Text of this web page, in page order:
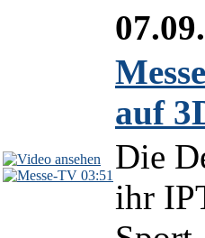
03:51
auf
Die
ihr